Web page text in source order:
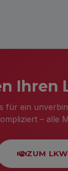
Ihren
für ein
– alle
ZUM